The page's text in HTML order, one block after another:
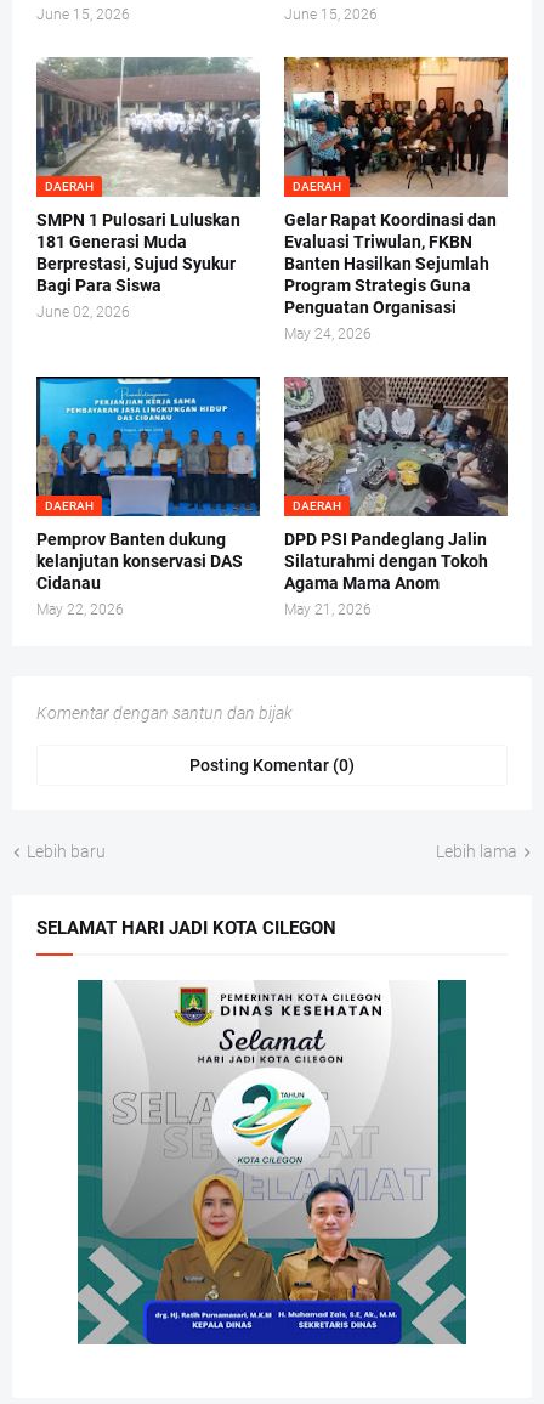
June 15, 2026 June 15, 2026
DAERAH
SMPN 1 Pulosari Luluskan
181 Generasi Muda
Berprestasi, Sujud Syukur
Bagi Para Siswa
June 02, 2026
DAERAH
Gelar Rapat Koordinasi dan
Evaluasi Triwulan, FKBN
Banten Hasilkan Sejumlah
Program Strategis Guna
Penguatan Organisasi
May 24, 2026
DAERAH
Pemprov Banten dukung
kelanjutan konservasi DAS
Cidanau
May 22, 2026
DAERAH
DPD PSI Pandeglang Jalin
Silaturahmi dengan Tokoh
Agama Mama Anom
May 21, 2026
Komentar dengan santun dan bijak
Posting Komentar (0)
Lebih baru Lebih lama
SELAMAT HARI JADI KOTA CILEGON